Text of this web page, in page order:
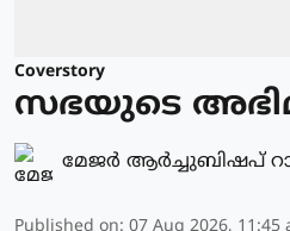
Coverstory
സഭയുടെ
മേജർ ആർച്ചുബിഷപ്
Published on: 07 Aug 2026, 11:45